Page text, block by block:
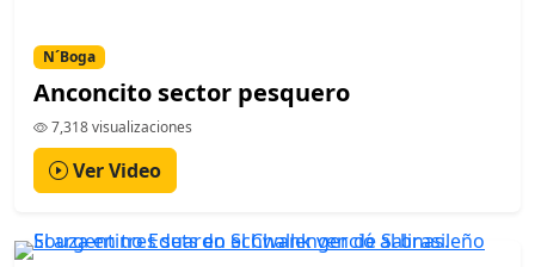
N´Boga
Anconcito sector pesquero
7,318 visualizaciones
Ver Video